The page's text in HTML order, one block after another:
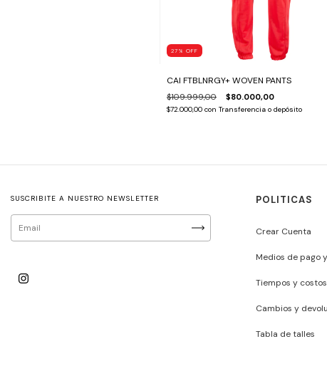
27 % OFF
CAI FTBLNRGY+ WOVEN PANTS
$109.999,00 $80.000,00
$72.000,00 con Transferencia o depósito
SUSCRIBITE A NUESTRO NEWSLETTER POLITICAS
Crear Cuenta
Medios de pago
Tiempos y
Cambios y
Tabla de talles